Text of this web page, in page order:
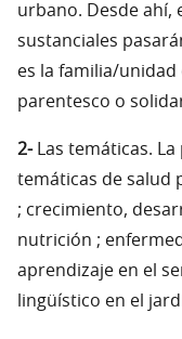
urbano. Desde ahí,
sustanciales
es la familia/unidad
parentesco o
2-Las temáticas.
temáticas de salud
; crecimiento,
nutrición ;
aprendizaje en el
lingüístico en el